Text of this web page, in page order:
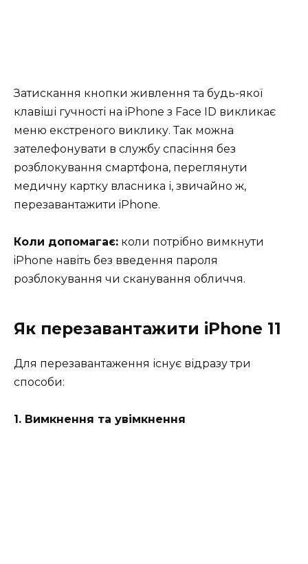
Затискання кнопки живлення та будь-якої
клавіші гучності на iPhone з Face ID викликає
меню екстреного виклику. Так можна
зателефонувати в службу спасіння без
розблокування смартфона, переглянути
медичну картку власника і, звичайно ж,
перезавантажити iPhone.
Коли допомагає: коли потрібно вимкнути
iPhone навіть без введення пароля
розблокування чи сканування обличчя.
Як перезавантажити iPhone 11
Для перезавантаження існує відразу три
способи:
1. Вимкнення та увімкнення